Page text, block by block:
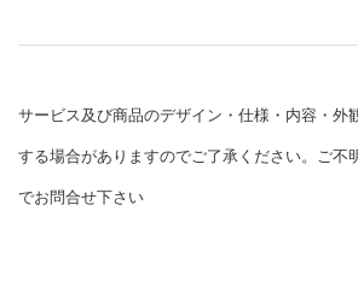
サービス及び商品のデザイン・仕様・内容・外
する場合がありますのでご了承ください。ご不
でお問合せ下さい